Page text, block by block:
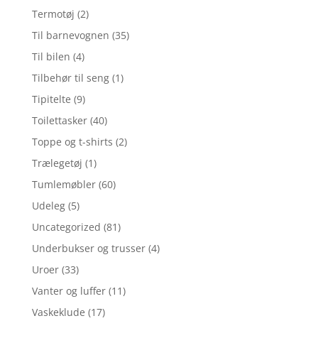
Termotøj (2)
Til barnevognen (35)
Til bilen (4)
Tilbehør til seng (1)
Tipitelte (9)
Toilettasker (40)
Toppe og t-shirts (2)
Trælegetøj (1)
Tumlemøbler (60)
Udeleg (5)
Uncategorized (81)
Underbukser og trusser (4)
Uroer (33)
Vanter og luffer (11)
Vaskeklude (17)